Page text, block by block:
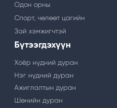
Одон орны
Спорт, чөлөөт цагийн
Зай хэмжигчтэй
Бүтээгдэхүүн
Хоёр нүдний дуран
Нэг нүдний дуран
Ажиглалтын дуран
Шөнийн дуран